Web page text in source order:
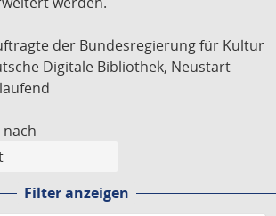
der Bundesregierung für Kultur
Digitale Bibliothek, Neustart
laufend
Filter anzeigen